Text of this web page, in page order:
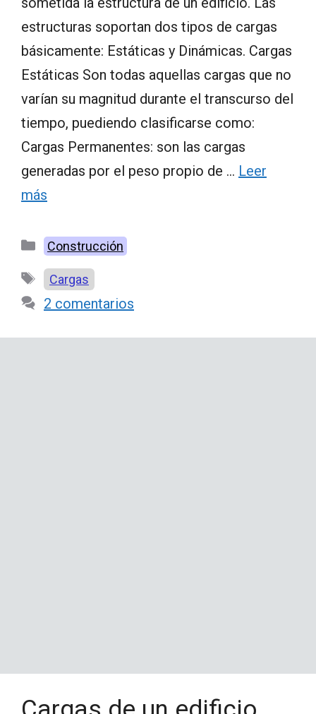
estructuras soportan dos tipos de cargas
básicamente: Estáticas y Dinámicas. Cargas
Estáticas Son todas aquellas cargas que no
varían su magnitud durante el transcurso del
tiempo, puediendo clasificarse como:
Cargas Permanentes: son las cargas
generadas por el peso propio de … Leer
más
Categorías
Construcción
Etiquetas
Cargas
2 comentarios